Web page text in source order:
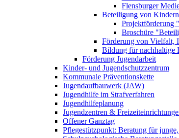
Flensburger
Beteiligung von
Projektförderung
Broschüre
Förderung von Vielfalt,
Bildung für
Förderung Jugendarbeit
Kinder- und Jugendschutzzentrum
Kommunale Präventionskette
Jugendaufbauwerk (JAW)
Jugendhilfe im Strafverfahren
Jugendhilfeplanung
Jugendzentren &
Offener Ganztag
Pflegestützpunkt: Beratung für